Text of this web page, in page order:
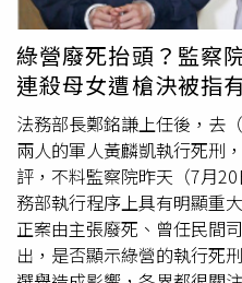
綠營廢死抬頭？監察
連殺母女遭槍決被指
法務部長鄭銘謙上任後，去
兩人的軍人黃麟凱執行死刑
評，不料監察院昨天（7月
務部執行程序上具有明顯重
正案由主張廢死、曾任民間
出，是否顯示綠營的執行死